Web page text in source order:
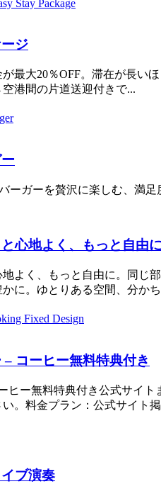
ジ
最大20％OFF。滞在が長い
港間の片道送迎付きで...
ーガーを贅沢に楽しむ、満
心地よく、もっと自由に
よく、もっと自由に。同じ
に。ゆとりある空間、分か
コーヒー無料特典付き
ヒー無料特典付き公式サイ
。料金プラン：公式サイト
ブ演奏